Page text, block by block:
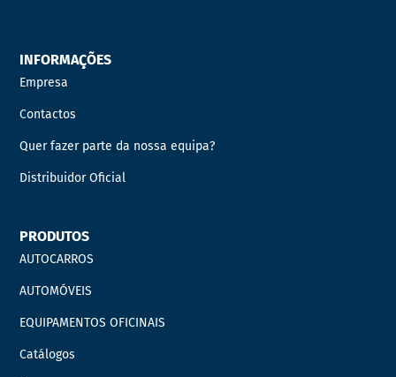
INFORMAÇÕES
Empresa
Contactos
Quer fazer parte da nossa equipa?
Distribuidor Oficial
PRODUTOS
AUTOCARROS
AUTOMÓVEIS
EQUIPAMENTOS OFICINAIS
Catálogos